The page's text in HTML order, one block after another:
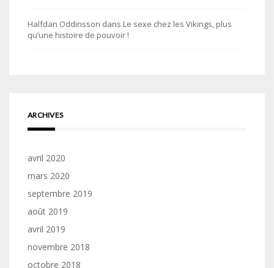
Halfdan Oddinsson dans Le sexe chez les Vikings, plus
qu’une histoire de pouvoir !
ARCHIVES
avril 2020
mars 2020
septembre 2019
août 2019
avril 2019
novembre 2018
octobre 2018